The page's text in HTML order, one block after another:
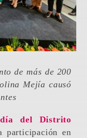
Mejía causó
del Distrito
participación en